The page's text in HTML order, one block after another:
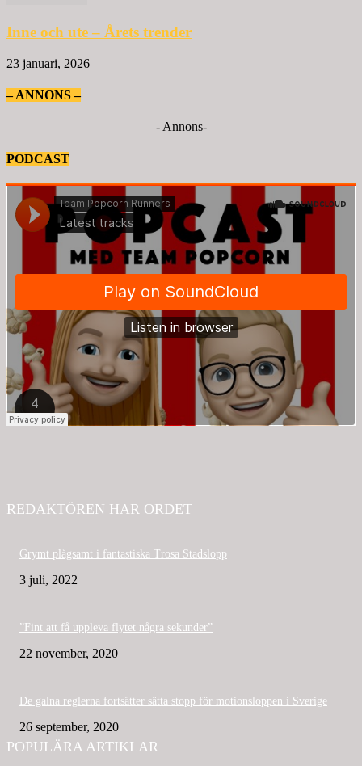
Inne och ute – Årets trender
23 januari, 2026
– ANNONS –
- Annons-
PODCAST
REDAKTÖREN HAR ORDET
Grymt plågsamt i fantastiska Trosa Stadslopp
3 juli, 2022
”Fint att få uppleva flytet några sekunder”
22 november, 2020
De galna reglerna fortsätter sätta stopp för motionsloppen i Sverige
26 september, 2020
POPULÄRA ARTIKLAR